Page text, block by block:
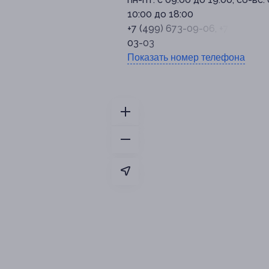
10:00 до 18:00
+7 (499) 673-09-06, +7 (926)
03-03
Показать номер телефона